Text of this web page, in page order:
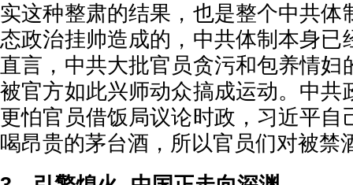
实这种整肃的结果，也是整个中共体
态政治挂帅造成的，中共体制本身已
直言，中共大批官员贪污和包养情妇
被官方如此兴师动众搞成运动。中共
更怕官员借饭局议论时政，习近平自
喝昂贵的茅台酒，所以官员们对被禁